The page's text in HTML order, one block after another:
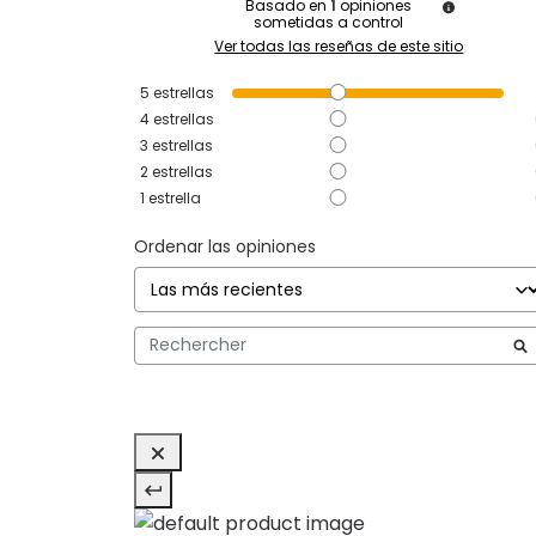
Basado en 1 opiniones
sometidas a control
Ver todas las reseñas de este sitio
5 estrellas
4estrellas
3 estrellas
2estrellas
1 estrella
Ordenar las opiniones